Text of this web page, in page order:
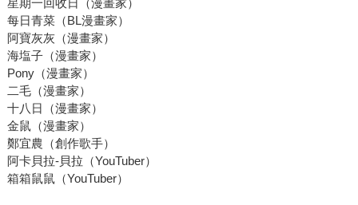
星期一回收日（漫畫家）
每日青菜（BL漫畫家）
阿寶灰灰（漫畫家）
海塩子（漫畫家）
Pony（漫畫家）
二毛（漫畫家）
十八日（漫畫家）
金鼠（漫畫家）
鄭宜農（創作歌手）
阿卡貝拉-貝拉（YouTuber）
箱箱鼠鼠（YouTuber）